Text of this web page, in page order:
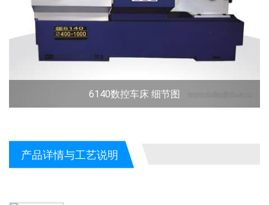
6140数控车床 细节图
产品详情与工艺说明